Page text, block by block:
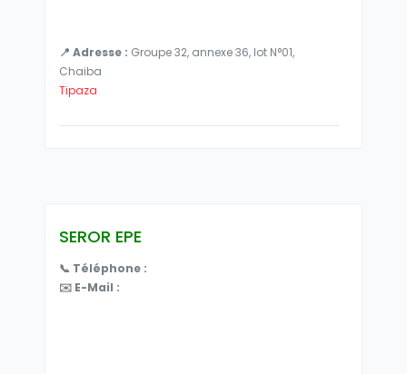
📍 Adresse : Groupe 32, annexe 36, lot N°01,
Chaiba
Tipaza
SEROR EPE
📞 Téléphone :
✉️ E-Mail :